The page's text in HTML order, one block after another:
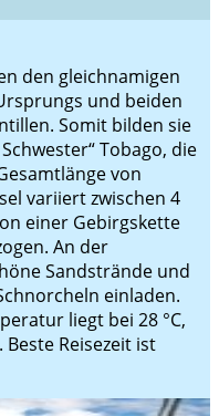
den gleichnamigen
und beiden
Somit bilden sie
Tobago, die
von
variiert zwischen 4
einer Gebirgskette
An der
Sandstrände und
einladen.
liegt bei 28 °C,
Reisezeit ist